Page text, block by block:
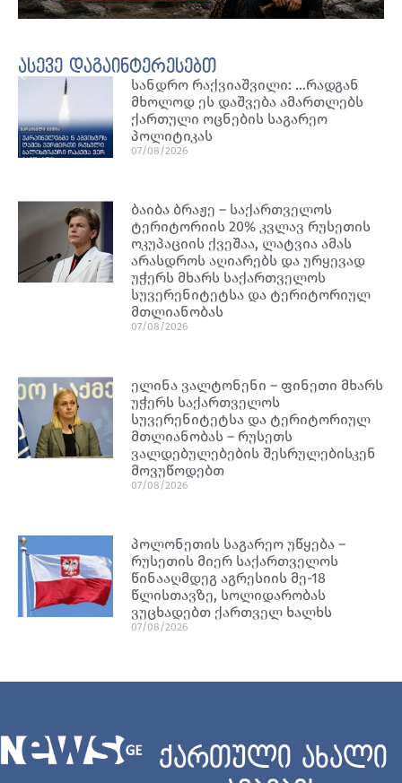
ასევე დაგაინტერესებთ
სანდრო რაქვიაშვილი: …რადგან
მხოლოდ ეს დაშვება ამართლებს
ქართული ოცნების საგარეო
პოლიტიკას
07/08/2026
ბაიბა ბრაჟე – საქართველოს
ტერიტორიის 20% კვლავ რუსეთის
ოკუპაციის ქვეშაა, ლატვია ამას
არასდროს აღიარებს და ურყევად
უჭერს მხარს საქართველოს
სუვერენიტეტსა და ტერიტორიულ
მთლიანობას
07/08/2026
ელინა ვალტონენი – ფინეთი მხარს
უჭერს საქართველოს
სუვერენიტეტსა და ტერიტორიულ
მთლიანობას – რუსეთს
ვალდებულებების შესრულებისკენ
მოვუწოდებთ
07/08/2026
პოლონეთის საგარეო უწყება –
რუსეთის მიერ საქართველოს
წინააღმდეგ აგრესიის მე-18
წლისთავზე, სოლიდარობას
ვუცხადებთ ქართველ ხალხს
07/08/2026
ქართული ახალი